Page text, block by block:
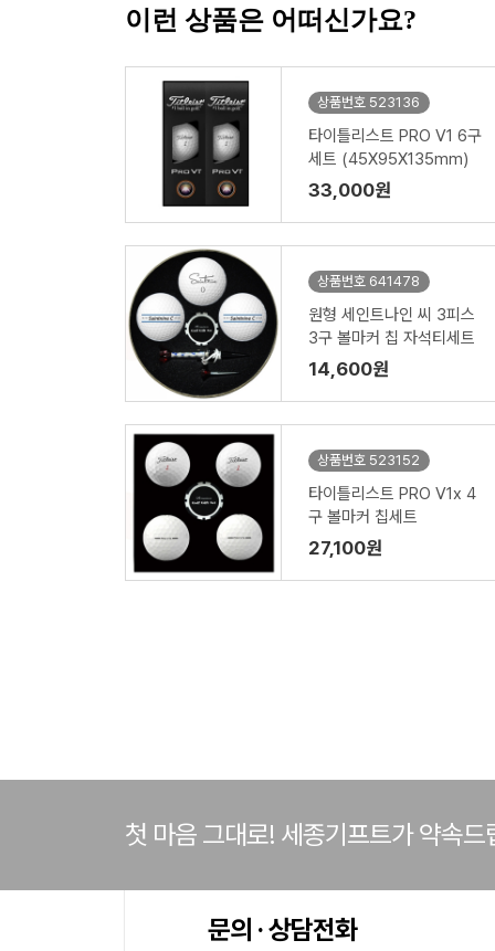
이런 상품은 어떠신가요?
상품번호 523136
타이틀리스트 PRO V1 6구
세트 (45X95X135mm)
33,000원
상품번호 641478
원형 세인트나인 씨 3피스
3구 볼마커 칩 자석티세트
14,600원
상품번호 523152
타이틀리스트 PRO V1x 4
구 볼마커 칩세트
27,100원
첫 마음 그대로! 세종기프트가 약속드
문의 · 상담전화